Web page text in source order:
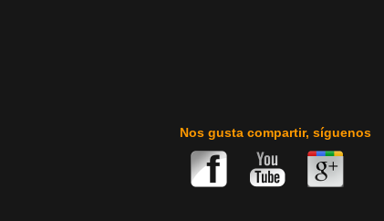
Nos gusta compartir, síguenos